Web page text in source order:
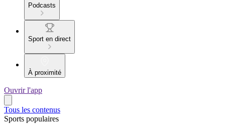
Podcasts
Sport en direct
À proximité
Ouvrir l'app
Tous les contenus
Sports populaires